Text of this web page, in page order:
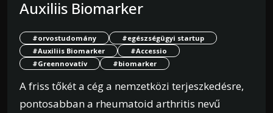
Auxiliis Biomarker
#orvostudomány
#egészségügyi startup
#Auxiliis Biomarker
#Accessio
#Greennovatív
#biomarker
A friss tőkét a cég a nemzetközi terjeszkedésre,
pontosabban a rheumatoid arthritis nevű